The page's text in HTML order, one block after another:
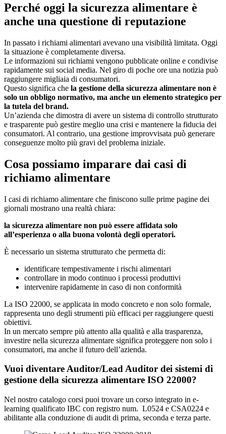
Perché oggi la sicurezza alimentare è
anche una questione di reputazione
In passato i richiami alimentari avevano una visibilità limitata. Oggi
la situazione è completamente diversa.
Le informazioni sui richiami vengono pubblicate online e condivise
rapidamente sui social media. Nel giro di poche ore una notizia può
raggiungere migliaia di consumatori.
Questo significa che la gestione della sicurezza alimentare non è
solo un obbligo normativo, ma anche un elemento strategico per
la tutela del brand.
Un’azienda che dimostra di avere un sistema di controllo strutturato
e trasparente può gestire meglio una crisi e mantenere la fiducia dei
consumatori. Al contrario, una gestione improvvisata può generare
conseguenze molto più gravi del problema iniziale.
Cosa possiamo imparare dai casi di
richiamo alimentare
I casi di richiamo alimentare che finiscono sulle prime pagine dei
giornali mostrano una realtà chiara:
la sicurezza alimentare non può essere affidata solo
all’esperienza o alla buona volontà degli operatori.
È necessario un sistema strutturato che permetta di:
identificare tempestivamente i rischi alimentari
controllare in modo continuo i processi produttivi
intervenire rapidamente in caso di non conformità
La ISO 22000, se applicata in modo concreto e non solo formale,
rappresenta uno degli strumenti più efficaci per raggiungere questi
obiettivi.
In un mercato sempre più attento alla qualità e alla trasparenza,
investire nella sicurezza alimentare significa proteggere non solo i
consumatori, ma anche il futuro dell’azienda.
Vuoi diventare Auditor/Lead Auditor dei sistemi di
gestione della sicurezza alimentare ISO 22000?
Nel nostro catalogo corsi puoi trovare un corso integrato in e-
learning qualificato IBC con registro num. L0524 e CSA0224 e
abilitante alla conduzione di audit di prima, seconda e terza parte.